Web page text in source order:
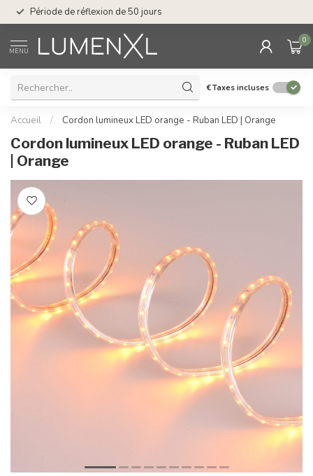
Période de réflexion de 50 jours
MENU
0
€Taxes incluses
Accueil / Cordon lumineux LED orange - Ruban LED | Orange
Cordon lumineux LED orange - Ruban LED
| Orange